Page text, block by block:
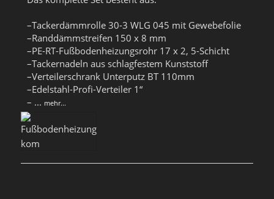
–Tackerdämmrolle 30-3 WLG 045 mit Gewebefolie
–Randdämmstreifen 150 x 8 mm
–PE-RT-Fußbodenheizungsrohr 17 x 2, 5-Schicht
–Tackernadeln aus schlagfestem Kunststoff
–Verteilerschrank Unterputz BT 110mm
–Edelstahl-Profi-Verteiler 1“
– ... mehr...